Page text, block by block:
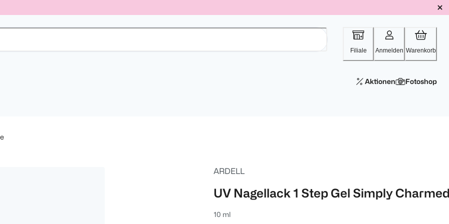
Filiale Anmelden Warenkorb
Aktionen Fotoshop
ARDELL
UV Nagellack 1 Step Gel Simply
10 ml